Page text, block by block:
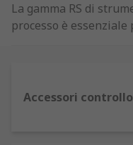
La gamma RS di
processo è
accurati, come quelli
catalogo online,
di qualsiasi soluzione
Accessori